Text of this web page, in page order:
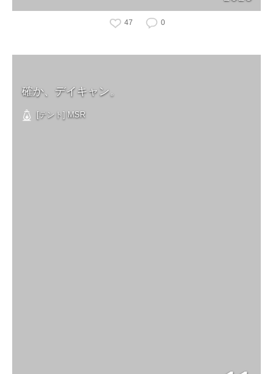
47 0
確か、デイキャン。
[テント] MSR